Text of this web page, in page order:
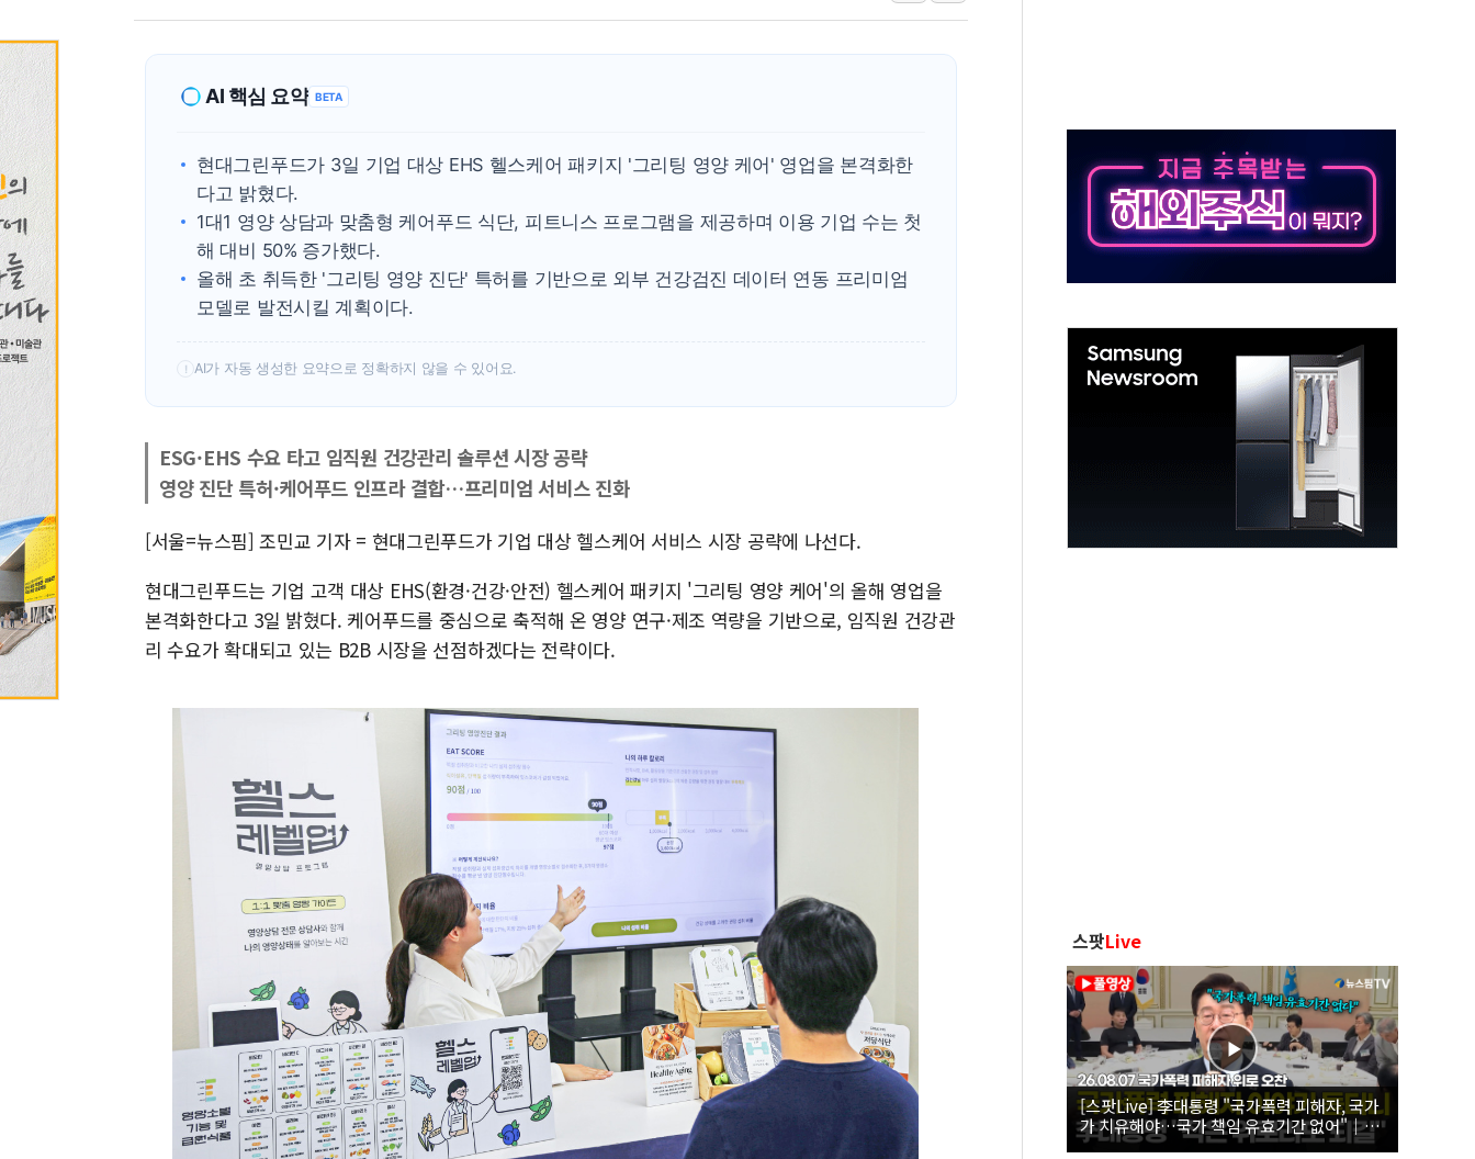
준공업지역 용적률 400% 적용하니…재건축보다 재개발 사업성 개선↑
한전, 한전기술지주 출범…에너지 유니콘기업 본격 육성
SK하이닉스, 용인·청주에 54조 투자…D램·낸드 동시 증설
[중국증시 마감] CPO∙PCB∙CRO가 이끈 '기술주 상승장'
AI 핵심 요약 BETA
현대그린푸드가 3일 기업 대상 EHS 헬스케어 패키지 '그리팅 영양 케어' 영업을 본격화한
다고 밝혔다.
1대1 영양 상담과 맞춤형 케어푸드 식단, 피트니스 프로그램을 제공하며 이용 기업 수는 첫
해 대비 50% 증가했다.
올해 초 취득한 '그리팅 영양 진단' 특허를 기반으로 외부 건강검진 데이터 연동 프리미엄
모델로 발전시킬 계획이다.
! AI가 자동 생성한 요약으로 정확하지 않을 수 있어요.
ESG·EHS 수요 타고 임직원 건강관리 솔루션 시장 공략
영양 진단 특허·케어푸드 인프라 결합…프리미엄 서비스 진화
[서울=뉴스핌] 조민교 기자 = 현대그린푸드가 기업 대상 헬스케어 서비스 시장 공략에 나선다.
현대그린푸드는 기업 고객 대상 EHS(환경·건강·안전) 헬스케어 패키지 '그리팅 영양 케어'의 올해 영업을
본격화한다고 3일 밝혔다. 케어푸드를 중심으로 축적해 온 영양 연구·제조 역량을 기반으로, 임직원 건강관
리 수요가 확대되고 있는 B2B 시장을 선점하겠다는 전략이다.
스팟Live
[스팟Live] 李대통령 "국가폭력 피해자, 국가
가 치유해야…국가 책임 유효기간 없어"｜
26.08.07 국가폭력 피해자 위로 오찬